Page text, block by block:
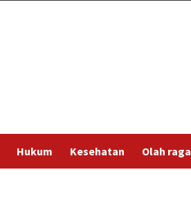
Hukum Kesehatan Olah raga